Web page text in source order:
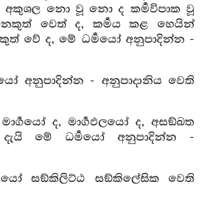
නො වූ නො ද කර්‍මවිපාක වූ
වෙත් ද, කර්‍මය කළ හෙයින්
වේ ද, මේ ධර්‍මයෝ අනුපාදින්න -
අනුපාදින්න - අනුපාදානිය වෙති
ද, මාර්‍ගඵලයෝ ද, අසඞ්ඛත
දැයි මේ ධර්‍මයෝ අනුපාදින්න -
සඞ්කිලිට්ඨ සඞ්කිලේසික වෙති